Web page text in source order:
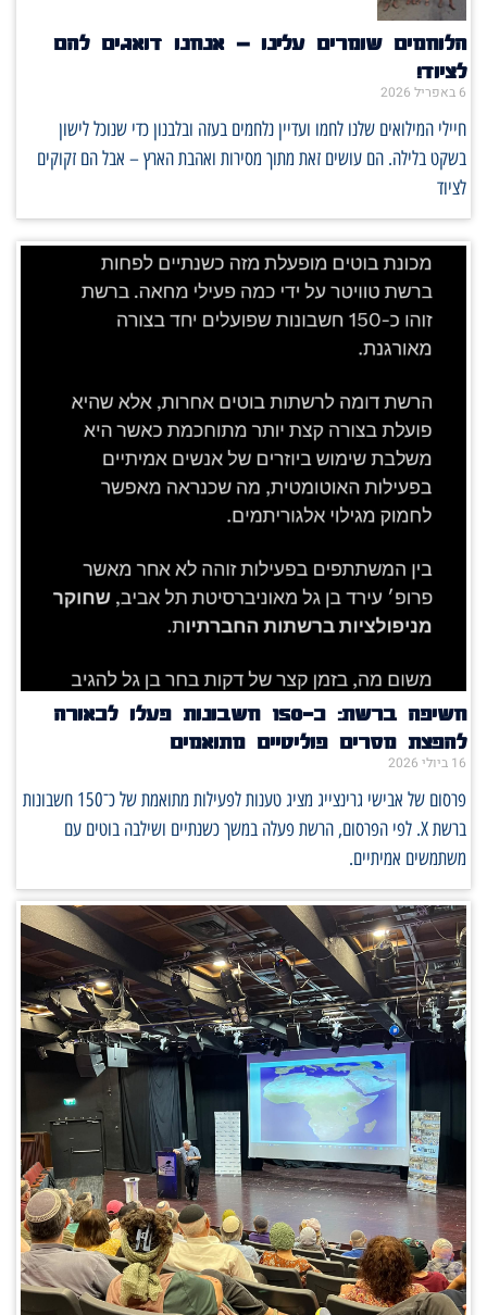
הלוחמים שומרים עלינו – אנחנו דואגים להם
לציוד!
6 באפריל 2026
חיילי המילואים שלנו לחמו ועדיין נלחמים בעזה ובלבנון כדי שנוכל לישון
בשקט בלילה. הם עושים זאת מתוך מסירות ואהבת הארץ – אבל הם זקוקים
לציוד
חשיפה ברשת: כ־150 חשבונות פעלו לכאורה
להפצת מסרים פוליטיים מתואמים
16 ביולי 2026
פרסום של אבישי גרינצייג מציג טענות לפעילות מתואמת של כ־150 חשבונות
ברשת X. לפי הפרסום, הרשת פעלה במשך כשנתיים ושילבה בוטים עם
משתמשים אמיתיים.